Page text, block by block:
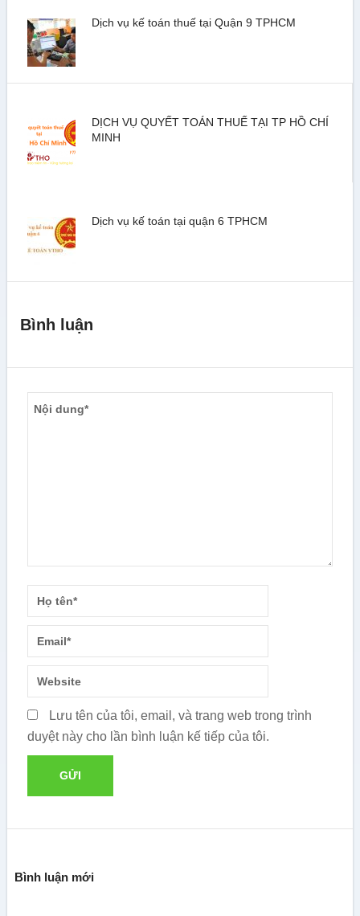
Dịch vụ kế toán thuế tại Quận 9 TPHCM
DỊCH VỤ QUYẾT TOÁN THUẾ TẠI TP HỒ CHÍ
MINH
Dịch vụ kế toán tại quận 6 TPHCM
Bình luận
Lưu tên của tôi, email, và trang web trong trình
duyệt này cho lần bình luận kế tiếp của tôi.
Bình luận mới